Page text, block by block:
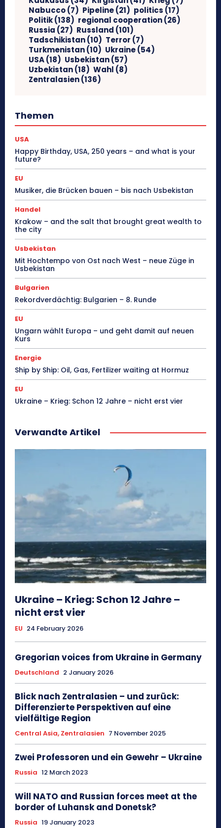
Nabucco(7) Pipeline(21) politics (17)
Politik(138) regional cooperation(26)
Russia (27) Russland (101)
Tadschikistan(10) Terror (7)
Turkmenistan(10) Ukraine(54)
USA(18) Usbekistan(57)
Uzbekistan(18) Wahl (8)
Zentralasien(136)
Themen
USA
Happy Birthday, USA, 250 years – and what is your
future?
EU
Musiker, die Brücken bauen – bis nach Usbekistan
Handel
Krakow – and the salt that brought great wealth to
the city
Usbekistan
Mit Hochtempo von Ost nach West – neue Züge in
Usbekistan
Bulgarien
Rekordverdächtig: Bulgarien – 8. Runde
EU
Ungarn wählt Europa – und geht damit auf neuen
Kurs
Energie
Ship by Ship: Oil, Gas, Fertilizer waiting at Hormuz
EU
Ukraine – Krieg: Schon 12 Jahre – nicht erst vier
Verwandte Artikel
Ukraine – Krieg: Schon 12 Jahre –
nicht erst vier
EU 24 February 2026
Gregorian voices from Ukraine in Germany
Deutschland 2 January 2026
Blick nach Zentralasien – und zurück:
Differenzierte Perspektiven auf eine
vielfältige Region
Central Asia, Zentralasien 7 November 2025
Zwei Professoren und ein Gewehr – Ukraine
Russia 12 March 2023
Will NATO and Russian forces meet at the
border of Luhansk and Donetsk?
Russia 19 January 2023